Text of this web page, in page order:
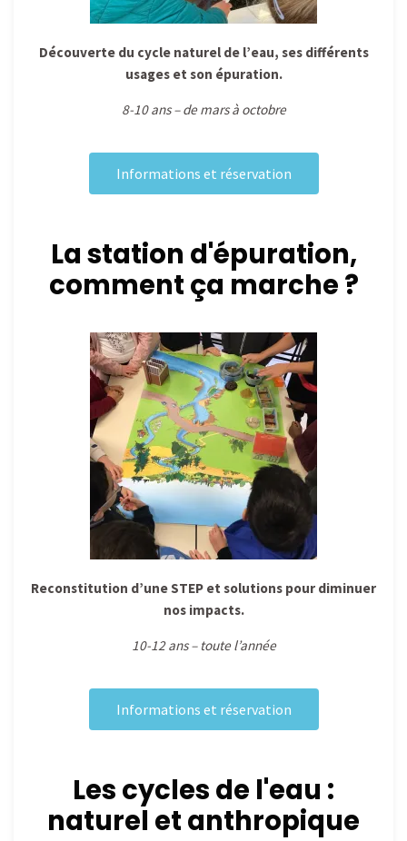
Découverte du cycle naturel de l’eau, ses différents
usages et son épuration.
8-10 ans – de mars à octobre
Informations et réservation
La station d'épuration,
comment ça marche ?
Reconstitution d’une STEP et solutions pour diminuer
nos impacts.
10-12 ans – toute l’année
Informations et réservation
Les cycles de l'eau :
naturel et anthropique